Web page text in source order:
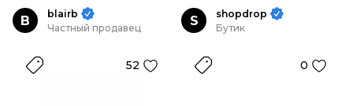
B
blairb
Частный продавец
52
S
shopdrop
Бутик
0